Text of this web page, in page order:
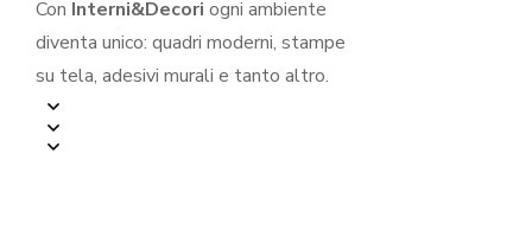
Con Interni&Decori ogni ambiente
diventa unico: quadri moderni, stampe
su tela, adesivi murali e tanto altro.